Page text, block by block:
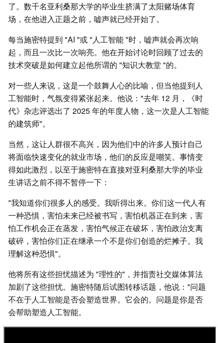
了。数千名亚利桑那大学的毕业生挤满了太阳赌场体育
场，在他进入正题之前，嘘声就已经开始了。
每当施密特提到 "AI "或 "人工智能 "时，嘘声就会再次响
起，而且一次比一次响亮。他在开始讨论时回顾了过去的
技术突破是如何建立起他所谓的 "知识大教堂 "的。
对一些人来说，这是一个鼓舞人心的比喻，但当他提到人
工智能时，气氛变得紧张起来。他说："去年 12 月，《时
代》杂志评选出了 2025 年的年度人物，这一次是人工智能
的建筑师"。
当然，这让人群很不高兴，因为他们中的许多人预计自己
将面临快速变化的就业市场，他们的反应是嘲笑。事情变
得如此激烈，以至于施密特在直接对亚利桑那大学的毕业
生讲话之前不得不暂停一下：
"我知道你们很多人的感受。我听得出来。你们这一代人有
一种恐惧，害怕未来已经被书写，害怕机器正在到来，害
怕工作机会正在蒸发，害怕气候正在破坏，害怕政治支离
破碎，害怕你们正在继承一个不是你们创造的烂摊子。我
理解这种恐惧"。
他将所有这些担忧描述为 "理性的"，并指责社交媒体算法
加剧了这些担忧。施密特随后试图转移话题，他说："问题
不在于人工智能是否会塑造世界。它会的。问题是你是否
会帮助塑造人工智能。